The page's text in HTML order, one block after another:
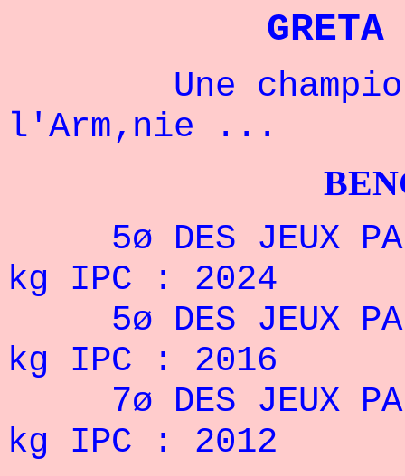
GRETA
Une
l'Arm‚nie ...
5ø DES JEUX
kg IPC : 2024
5ø DES JEUX
kg IPC : 2016
7ø DES JEUX
kg IPC : 2012